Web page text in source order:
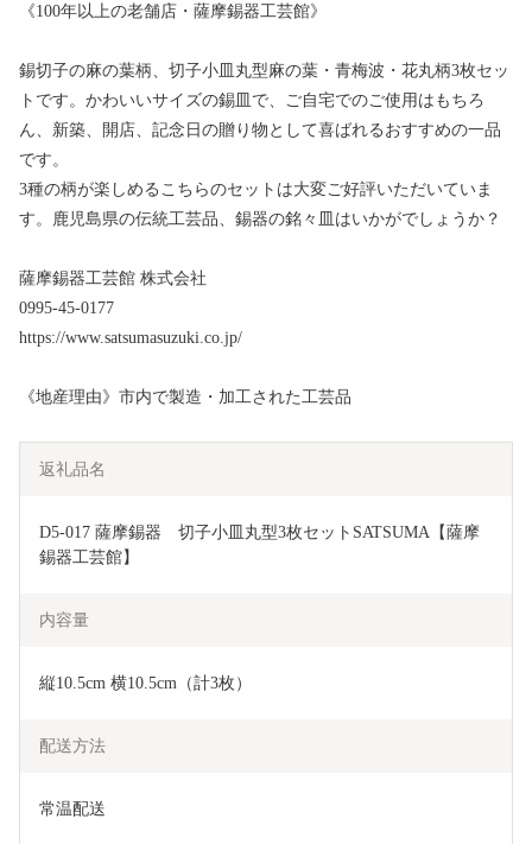
《100年以上の老舗店・薩摩錫器工芸館》
錫切子の麻の葉柄、切子小皿丸型麻の葉・青梅波・花丸柄3枚セッ
トです。かわいいサイズの錫皿で、ご自宅でのご使用はもちろ
ん、新築、開店、記念日の贈り物として喜ばれるおすすめの一品
です。
3種の柄が楽しめるこちらのセットは大変ご好評いただいていま
す。鹿児島県の伝統工芸品、錫器の銘々皿はいかがでしょうか？
薩摩錫器工芸館 株式会社
0995-45-0177
https://www.satsumasuzuki.co.jp/
《地産理由》市内で製造・加工された工芸品
返礼品名
D5-017 薩摩錫器　切子小皿丸型3枚セットSATSUMA【薩摩
錫器工芸館】
内容量
縦10.5cm 横10.5cm（計3枚）
配送方法
常温配送